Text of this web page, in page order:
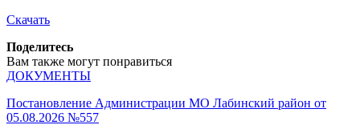
Скачать
Поделитесь
Вам также могут понравиться
ДОКУМЕНТЫ
Постановление Администрации МО Лабинский район от
05.08.2026 №557